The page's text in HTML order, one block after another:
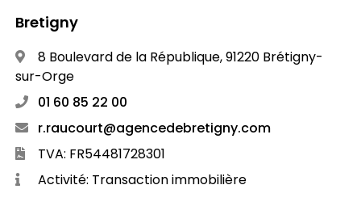
Bretigny
8 Boulevard de la République, 91220 Brétigny-
sur-Orge
01 60 85 22 00
r.raucourt@agencedebretigny.com
TVA: FR54481728301
Activité: Transaction immobilière